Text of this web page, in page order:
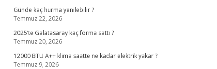
Günde kaç hurma yenilebilir ?
Temmuz 22, 2026
2025’te Galatasaray kaç forma sattı ?
Temmuz 20, 2026
12000 BTU A++ klima saatte ne kadar elektrik yakar ?
Temmuz 9, 2026